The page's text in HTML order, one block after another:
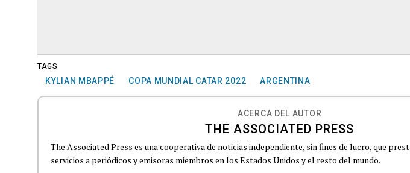
TAGS
KYLIAN MBAPPÉ COPA MUNDIAL CATAR 2022 ARGENTINA
ACERCA DEL AUTOR
THE ASSOCIATED PRESS
The Associated Press es una cooperativa de noticias independiente, sin fines de lucro, que
servicios a periódicos y emisoras miembros en los Estados Unidos y el resto del mundo.